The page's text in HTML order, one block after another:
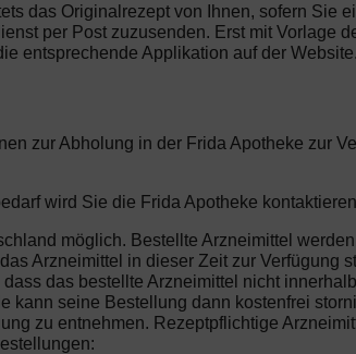
das Originalrezept von Ihnen, sofern Sie
per Post zuzusenden. Erst mit Vorlage
entsprechende Applikation auf der Website.
zur Abholung in der Frida Apotheke zur
wird Sie die Frida Apotheke
möglich. Bestellte Arzneimittel
Arzneimittel in dieser Zeit zur Verfügung
das bestellte Arzneimittel nicht
seine Bestellung dann kostenfrei
zu entnehmen. Rezeptpflichtige